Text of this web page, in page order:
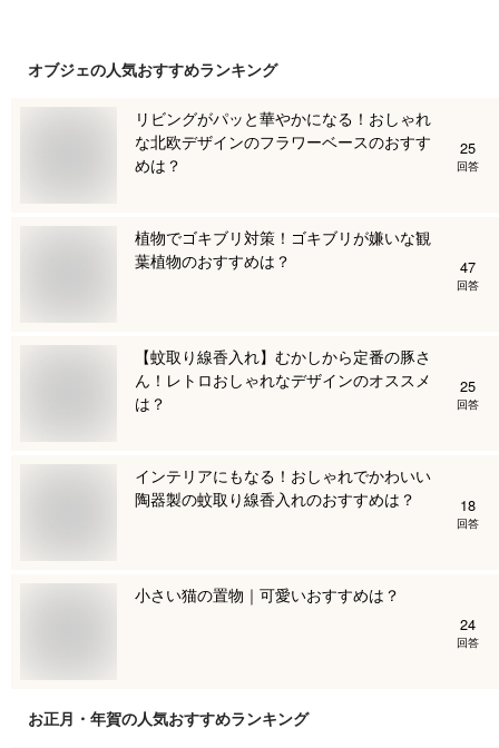
オブジェの人気おすすめランキング
リビングがパッと華やかになる！おしゃれ
な北欧デザインのフラワーベースのおすす
めは？
25
回答
植物でゴキブリ対策！ゴキブリが嫌いな観
葉植物のおすすめは？
47
回答
【蚊取り線香入れ】むかしから定番の豚さ
ん！レトロおしゃれなデザインのオススメ
は？
25
回答
インテリアにもなる！おしゃれでかわいい
陶器製の蚊取り線香入れのおすすめは？
18
回答
小さい猫の置物｜可愛いおすすめは？
24
回答
お正月・年賀の人気おすすめランキング